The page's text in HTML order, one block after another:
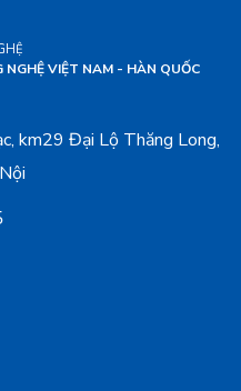
NGHỆ VIỆT NAM - HÀN QUỐC
km29 Đại Lộ Thăng Long,